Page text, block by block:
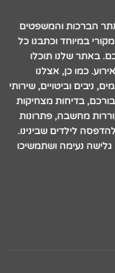
הברכות והמשפטים
במיוחד וכתבנו כל
באתר שלנו תוכלו
כמו כן, אצלנו
ניבים וביטויים, שירותי
בדיחות מצחיקות
מחשבה, פתרונות
לילדים שבינינו.
נעימה ושתמשיכו